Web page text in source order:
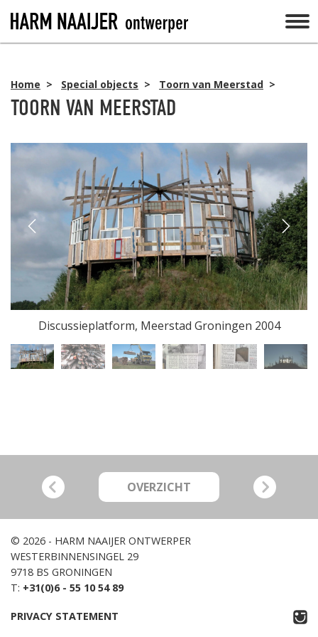
Home > Special objects > Toorn van Meerstad >
TOORN VAN MEERSTAD
Discussieplatform, Meerstad Groningen 2004
OVERZICHT
© 2026 - HARM NAAIJER ONTWERPER
WESTERBINNENSINGEL 29
9718 BS GRONINGEN
T: +31(0)6 - 55 10 54 89
PRIVACY STATEMENT